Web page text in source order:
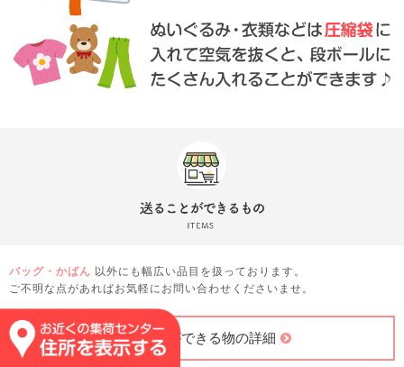
バッグ・かばん 以外にも幅広い品目を扱っております。
ご不明な点があればお気軽にお問い合わせくださいませ。
送ることができる物の詳細